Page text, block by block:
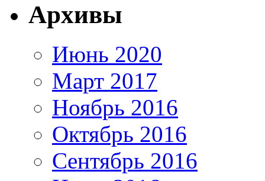
Архивы
Июнь 2020
Март 2017
Ноябрь 2016
Октябрь 2016
Сентябрь 2016